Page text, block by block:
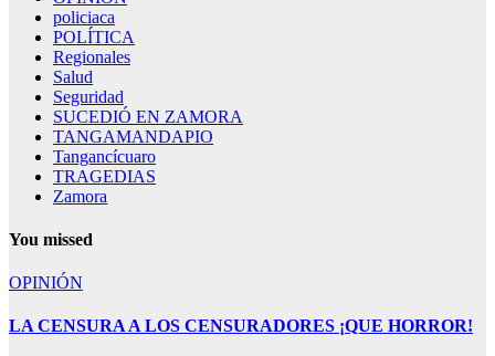
policiaca
POLÍTICA
Regionales
Salud
Seguridad
SUCEDIÓ EN ZAMORA
TANGAMANDAPIO
Tangancícuaro
TRAGEDIAS
Zamora
You missed
OPINIÓN
LA CENSURA A LOS CENSURADORES ¡QUE HORROR!